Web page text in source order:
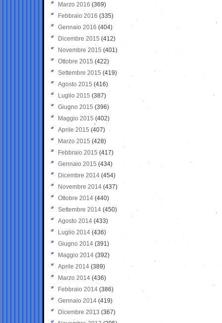
Marzo 2016 (369)
Febbraio 2016 (335)
Gennaio 2016 (404)
Dicembre 2015 (412)
Novembre 2015 (401)
Ottobre 2015 (422)
Settembre 2015 (419)
Agosto 2015 (416)
Luglio 2015 (387)
Giugno 2015 (396)
Maggio 2015 (402)
Aprile 2015 (407)
Marzo 2015 (428)
Febbraio 2015 (417)
Gennaio 2015 (434)
Dicembre 2014 (454)
Novembre 2014 (437)
Ottobre 2014 (440)
Settembre 2014 (450)
Agosto 2014 (433)
Luglio 2014 (436)
Giugno 2014 (391)
Maggio 2014 (392)
Aprile 2014 (389)
Marzo 2014 (436)
Febbraio 2014 (386)
Gennaio 2014 (419)
Dicembre 2013 (367)